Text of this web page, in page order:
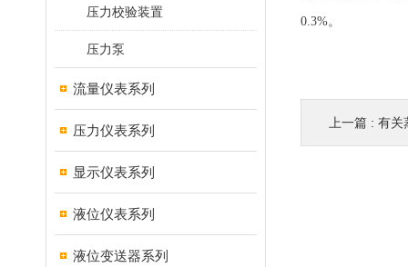
压力校验装置
压力泵
流量仪表系列
压力仪表系列
显示仪表系列
液位仪表系列
液位变送器系列
0.3%。
上一篇 : 有关